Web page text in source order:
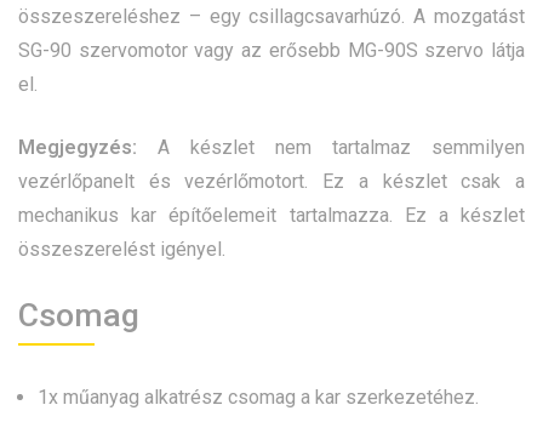
összeszereléshez – egy csillagcsavarhúzó. A mozgatást
SG-90 szervomotorvagy az erősebb MG-90S szervo látja
el.
Megjegyzés: A készlet nem tartalmaz semmilyen
vezérlőpanelt és vezérlőmotort. Ez a készlet csak a
mechanikus kar építőelemeit tartalmazza. Ez a készlet
összeszerelést igényel.
Csomag
1x műanyag alkatrész csomag a kar szerkezetéhez.